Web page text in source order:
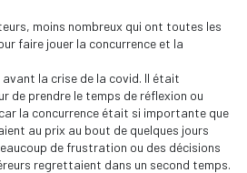
moins nombreux qui ont toutes les
faire jouer la concurrence et la
avant la crise de la covid. Il était
de prendre le temps de réflexion ou
la concurrence était si importante que
au prix au bout de quelques jours
de frustration ou des décisions
regrettaient dans un second temps.